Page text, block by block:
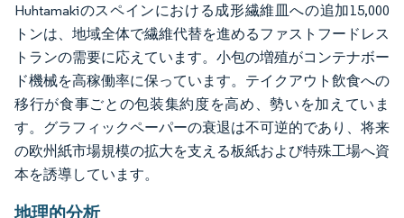
Huhtamakiのスペインにおける成形繊維皿への追加15,000
トンは、地域全体で繊維代替を進めるファストフードレス
トランの需要に応えています。小包の増殖がコンテナボー
ド機械を高稼働率に保っています。テイクアウト飲食への
移行が食事ごとの包装集約度を高め、勢いを加えていま
す。グラフィックペーパーの衰退は不可逆的であり、将来
の欧州紙市場規模の拡大を支える板紙および特殊工場へ資
本を誘導しています。
地理的分析